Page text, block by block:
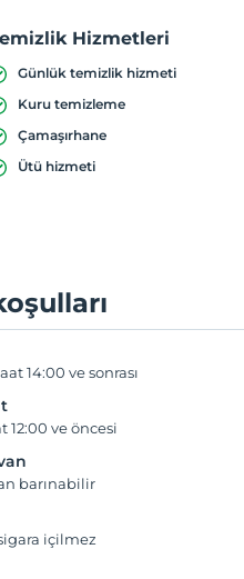
Hizmetleri
Günlük temizlik hizmeti
Kuru temizleme
Çamaşırhane
Ütü hizmeti
14:00 ve sonrası
12:00 ve öncesi
barınabilir
içilmez